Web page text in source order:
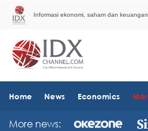
Informasi ekonomi, saham dan
Home News Economics
More news: